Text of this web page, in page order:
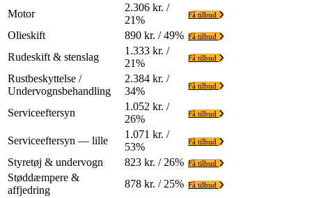
Motor
2.306 kr. /
21%
Få tilbud
Olieskift 890 kr. / 49% Få tilbud
Rudeskift & stenslag
1.333 kr. /
21%
Få tilbud
Rustbeskyttelse /
Undervognsbehandling
2.384 kr. /
34%
Få tilbud
Serviceeftersyn
1.052 kr. /
26%
Få tilbud
Serviceeftersyn — lille
1.071 kr. /
53%
Få tilbud
Styretøj & undervogn 823 kr. / 26% Få tilbud
Støddæmpere &
affjedring
878 kr. / 25% Få tilbud